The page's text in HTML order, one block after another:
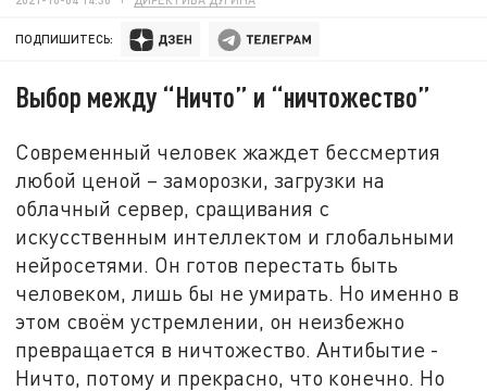
ПОДПИШИТЕСЬ:
Выбор между “Ничто” и “ничтожество”
Современный человек жаждет бессмертия
любой ценой – заморозки, загрузки на
облачный сервер, сращивания с
искусственным интеллектом и глобальными
нейросетями. Он готов перестать быть
человеком, лишь бы не умирать. Но именно в
этом своём устремлении, он неизбежно
превращается в ничтожество. Антибытие -
Ничто, потому и прекрасно, что конечно. Но